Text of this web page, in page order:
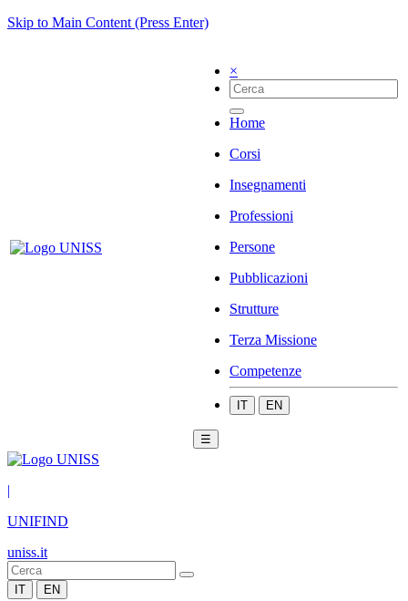
Skip to Main Content (Press Enter)
×
Home
Corsi
Insegnamenti
Professioni
Persone
Pubblicazioni
Strutture
Terza Missione
Competenze
IT EN
☰
|
UNIFIND
uniss.it
IT EN